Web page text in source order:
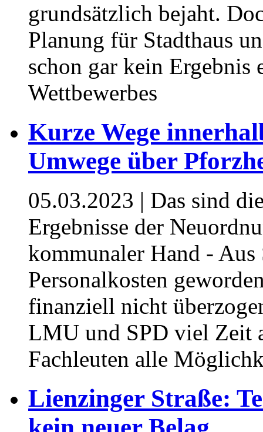
grundsätzlich bejaht.
Planung für Stadthaus
schon gar kein Ergebnis
Wettbewerbes
Kurze Wege
Umwege über
05.03.2023 | Das sind
Ergebnisse der
kommunaler Hand - Aus
Personalkosten
finanziell nicht
LMU und SPD viel Zeit
Fachleuten alle
Lienzinger Straße: